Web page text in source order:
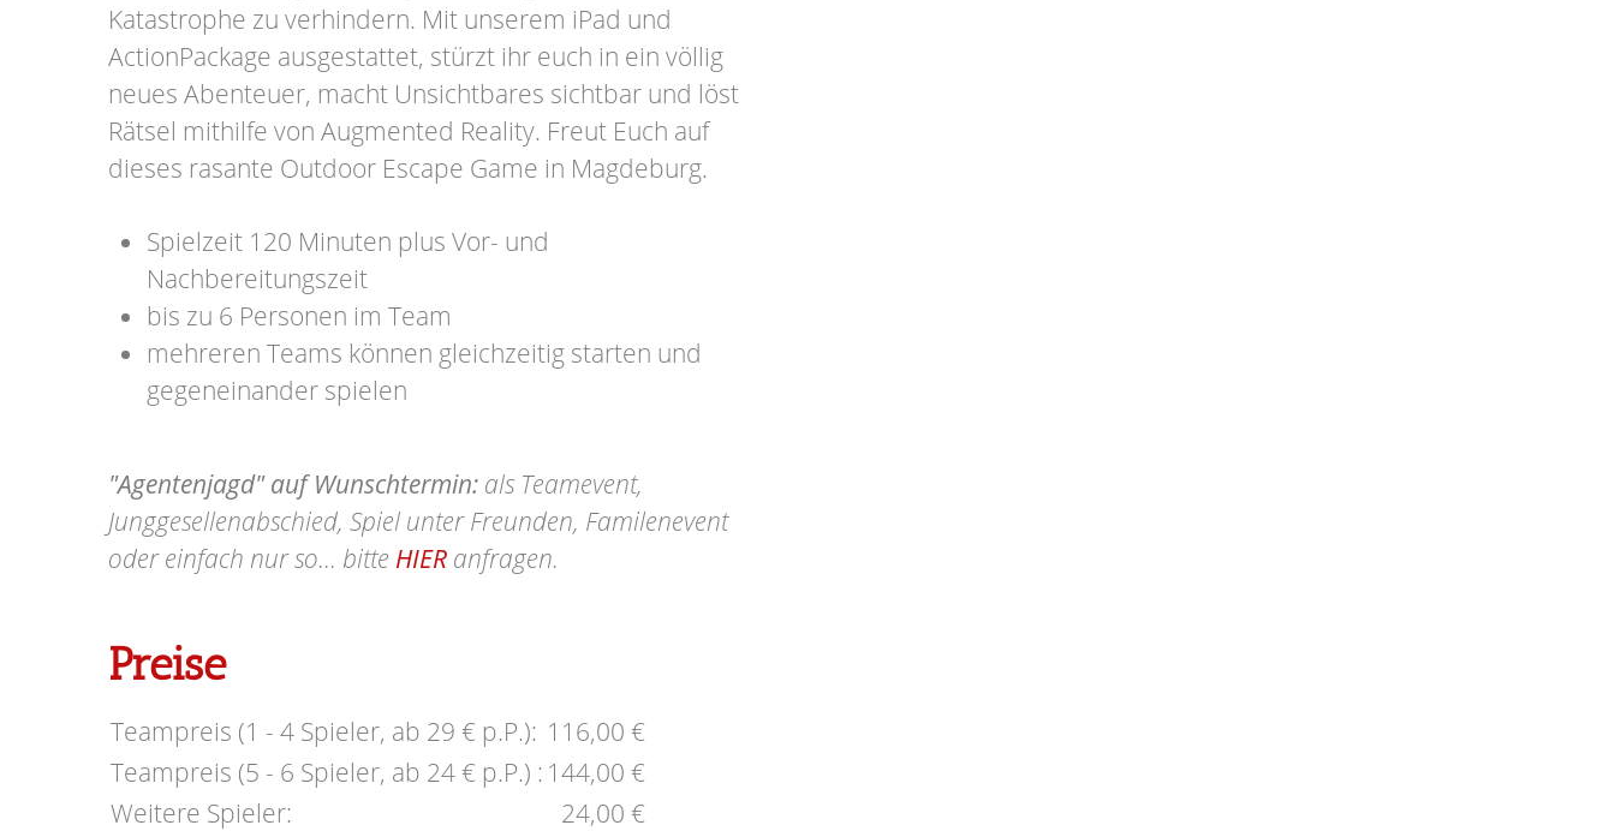
Katastrophe zu verhindern. Mit unserem iPad und
ActionPackage ausgestattet, stürzt ihr euch in ein völlig
neues Abenteuer, macht Unsichtbares sichtbar und löst
Rätsel mithilfe von Augmented Reality. Freut Euch auf
dieses rasante Outdoor Escape Game in Magdeburg.
Spielzeit 120 Minuten plus Vor- und
Nachbereitungszeit
bis zu 6 Personen im Team
mehreren Teams können gleichzeitig starten und
gegeneinander spielen
"Agentenjagd" auf Wunschtermin: als Teamevent,
Junggesellenabschied, Spiel unter Freunden, Familenevent
oder einfach nur so... bitte HIER anfragen.
Preise
Teampreis (1 - 4 Spieler, ab 29 € p.P.): 116,00 €
Teampreis (5 - 6 Spieler, ab 24 € p.P.) : 144,00 €
Weitere Spieler:
24,00 €